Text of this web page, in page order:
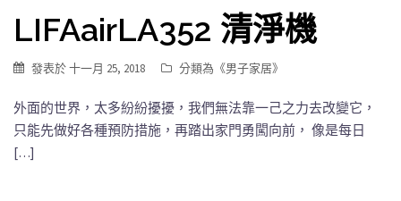
LIFAairLA352 清淨機
發表於十一月 25, 2018 分類為《男子家居》
外面的世界，太多紛紛擾擾，我們無法靠一己之力去改變它，
只能先做好各種預防措施，再踏出家門勇闖向前， 像是每日
[…]